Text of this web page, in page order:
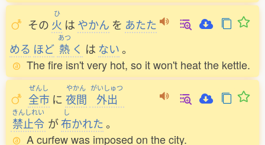
その
ひ
火 は やかん を あたた
める ほど
あつ
熱 く は ない。
The fire isn't very hot, so it won't heat the kettle.
ぜんし
全市 に
やかん
夜間
がいしゅつ
外出
きんしれい
禁止令 が
し
布かれた 。
A curfew was imposed on the city.